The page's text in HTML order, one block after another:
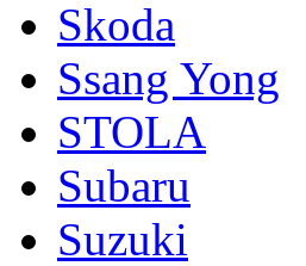
Skoda
Ssang Yong
STOLA
Subaru
Suzuki